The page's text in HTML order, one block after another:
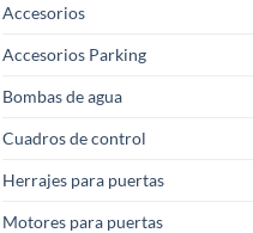
Accesorios
Accesorios Parking
Bombas de agua
Cuadros de control
Herrajes para puertas
Motores para puertas